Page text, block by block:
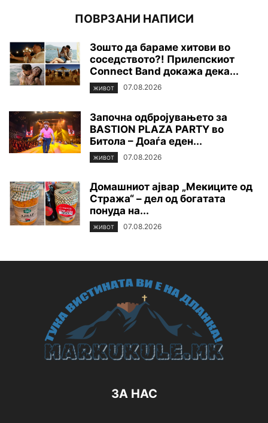
ПОВРЗАНИ НАПИСИ
Зошто да бараме хитови во
соседството?! Прилепскиот
Connect Band докажа дека...
ЖИВОТ 07.08.2026
Започна одбројувањето за
BASTION PLAZA PARTY во
Битола – Доаѓа еден...
ЖИВОТ 07.08.2026
Домашниот ајвар „Мекиците од
Стража“ – дел од богатата
понуда на...
ЖИВОТ 07.08.2026
ЗА НАС